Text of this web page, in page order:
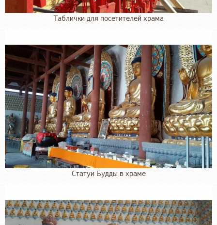
Таблички для посетителей храма
Статуи Будды в храме